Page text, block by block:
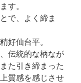
す。
で、よく締ま
好仙台平。
伝統的な柄なが
た引き締まった
質感を感じさせ